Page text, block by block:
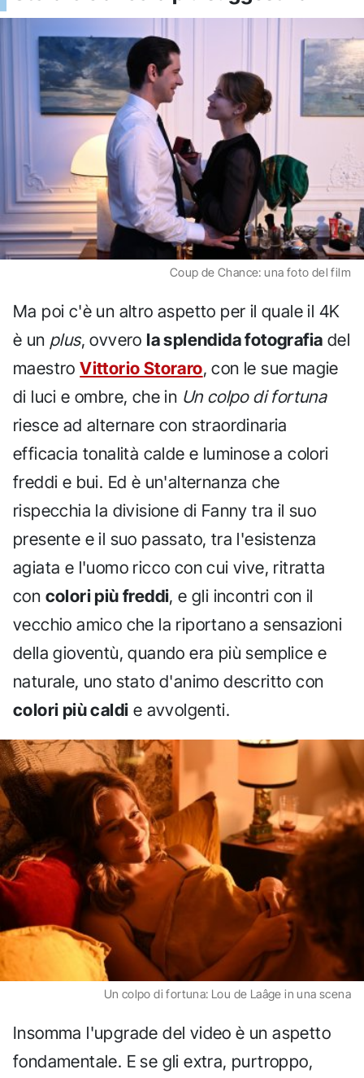
Coup de Chance: una foto del film
Ma poi c'è un altro aspetto per il quale il 4K
è un plus, ovvero la splendida fotografia del
maestroVittorio Storaro, con le sue magie
di luci e ombre, che in Un colpo di fortuna
riesce ad alternare con straordinaria
efficacia tonalità calde e luminose a colori
freddi e bui. Ed è un'alternanza che
rispecchia la divisione di Fanny tra il suo
presente e il suo passato, tra l'esistenza
agiata e l'uomo ricco con cui vive, ritratta
con colori più freddi, e gli incontri con il
vecchio amico che la riportano a sensazioni
della gioventù, quando era più semplice e
naturale, uno stato d'animo descritto con
colori più caldi e avvolgenti.
Un colpo di fortuna: Lou de Laâge in una scena
Insomma l'upgrade del video è un aspetto
fondamentale. E se gli extra, purtroppo,